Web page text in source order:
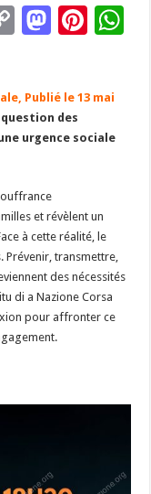
C
y
Li
k
M
d
o
Pi
es
t
Publié le 13 mai
des
urgence sociale
et révèlent un
à cette réalité, le
Prévenir, transmettre,
des nécessités
di a Nazione Corsa
pour affronter ce